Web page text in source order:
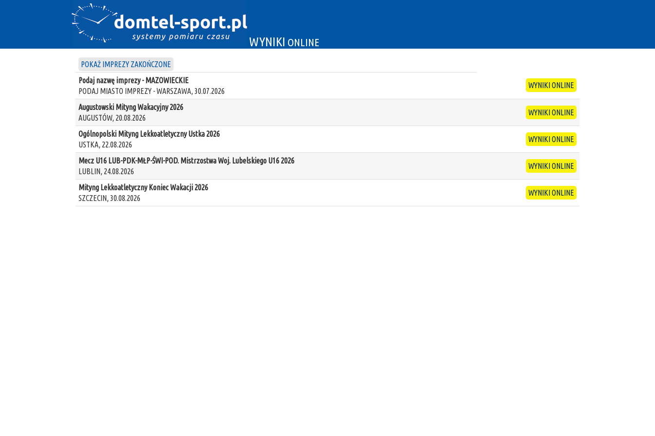
WYNIKI ONLINE
POKAŻ IMPREZY ZAKOŃCZONE
Podaj nazwę imprezy - MAZOWIECKIE
PODAJ MIASTO IMPREZY - WARSZAWA, 30.07.2026
WYNIKI ONLINE
Augustowski Mityng Wakacyjny 2026
AUGUSTÓW, 20.08.2026
WYNIKI ONLINE
Ogólnopolski Mityng Lekkoatletyczny Ustka 2026
USTKA, 22.08.2026
WYNIKI ONLINE
Mecz U16 LUB-PDK-MŁP-ŚWI-POD. Mistrzostwa Woj. Lubelskiego U16 2026
LUBLIN, 24.08.2026
WYNIKI ONLINE
Mityng Lekkoatletyczny Koniec Wakacji 2026
SZCZECIN, 30.08.2026
WYNIKI ONLINE